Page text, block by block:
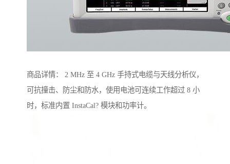
商品详情： 2 MHz 至 4 GHz 手持式电缆与天线分析仪，
可抗撞击、防尘和防水，使用电池可连续工作超过 8 小
时，标准内置 InstaCal? 模块和功率计。